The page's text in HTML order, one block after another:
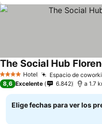
4 EstrellasHotel Espacio de
The Social Hub
8,6 Excelente 6.842 a 1.7
Elige fechas para ver los